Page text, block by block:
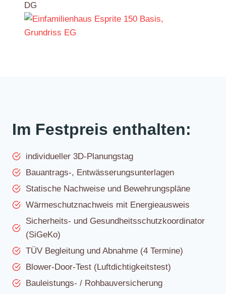
DG
Im Festpreis enthalten:
individueller 3D-Planungstag
Bauantrags-, Entwässerungsunterlagen
Statische Nachweise und Bewehrungspläne
Wärmeschutznachweis mit Energieausweis
Sicherheits- und Gesundheitsschutzkoordinator
(SiGeKo)
TÜV Begleitung und Abnahme (4 Termine)
Blower-Door-Test (Luftdichtigkeitstest)
Bauleistungs- / Rohbauversicherung